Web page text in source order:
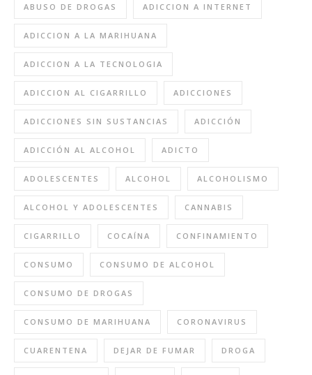
ABUSO DE DROGAS ADICCION A INTERNET
ADICCION A LA MARIHUANA
ADICCION A LA TECNOLOGIA
ADICCION AL CIGARRILLO ADICCIONES
ADICCIONES SIN SUSTANCIAS ADICCIÓN
ADICCIÓN AL ALCOHOL ADICTO
ADOLESCENTES ALCOHOL ALCOHOLISMO
ALCOHOL Y ADOLESCENTES CANNABIS
CIGARRILLO COCAÍNA CONFINAMIENTO
CONSUMO CONSUMO DE ALCOHOL
CONSUMO DE DROGAS
CONSUMO DE MARIHUANA CORONAVIRUS
CUARENTENA DEJAR DE FUMAR DROGA